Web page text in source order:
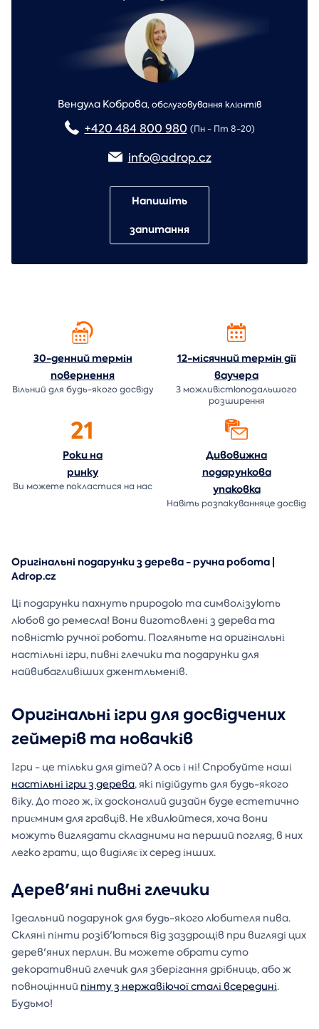
Вендула Коброва,обслуговування клієнтів
+420 484 800 980 (Пн - Пт 8-20)
info@adrop.cz
Напишіть
запитання
30-денний термін
повернення
Вільний для будь-якого досвіду
12-місячний термін дії
ваучера
З можливістюподальшого
розширення
21
Роки на
ринку
Ви можете покластися на нас
Дивовижна
подарункова
упаковка
Навіть розпакуванняце досвід
Оригінальні подарунки з дерева - ручна робота |
Adrop.cz
Ці подарунки пахнуть природою та символізують
любов до ремесла! Вони виготовлені з дерева та
повністю ручної роботи. Погляньте на оригінальні
настільні ігри, пивні глечики та подарунки для
найвибагливіших джентльменів.
Оригінальні ігри для досвідчених
геймерів та новачків
Ігри - це тільки для дітей? А ось і ні! Спробуйте наші
настільні ігри з дерева, які підійдуть для будь-якого
віку. До того ж, їх досконалий дизайн буде естетично
приємним для гравців. Не хвилюйтеся, хоча вони
можуть виглядати складними на перший погляд, в них
легко грати, що виділяє їх серед інших.
Дерев'яні пивні глечики
Ідеальний подарунок для будь-якого любителя пива.
Скляні пінти розіб'ються від заздрощів при вигляді цих
дерев'яних перлин. Ви можете обрати суто
декоративний глечик для зберігання дрібниць, або ж
повноцінний пінту з нержавіючої сталі всередині.
Будьмо!